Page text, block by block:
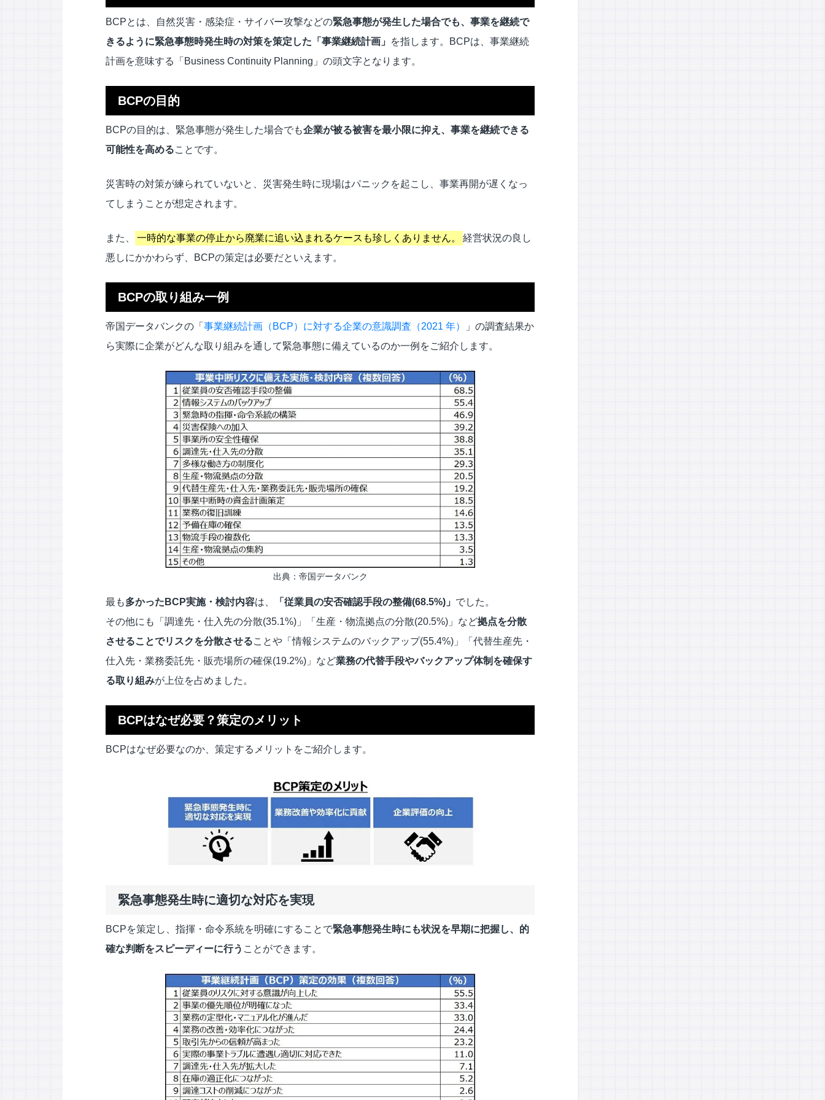
BCPとは、自然災害・感染症・サイバー攻撃などの緊急事態が発生した場合でも、事業を継続で
きるように緊急事態時発生時の対策を策定した 「 事業継続計画 」 を指します。BCPは、事業継続
計画を意味する「Business Continuity Planning」の頭文字となります。
BCPの目的
BCPの目的は、緊急事態が発生した場合でも企業が被る被害を最小限に抑え、事業を継続できる
可能性を高めることです。
災害時の対策が練られていないと、災害発生時に現場はパニックを起こし、事業再開が遅くなっ
てしまうことが想定されます。
また、 一時的な事業の停止から廃業に追い込まれるケースも珍しくありません。
経営状況の良し
悪しにかかわらず、BCPの策定は必要だといえます。
BCPの取り組み一例
帝国データバンクの「 事業継続計画（BCP）に対する企業の意識調査（2021 年）
」の調査結果か
ら実際に企業がどんな取り組みを通して緊急事態に備えているのか一例をご紹介します。
出典：帝国データバンク
最も多かった BCP実施・検討内容は、 「 従業員の安否確認手段の整備(68.5%) 」 でした。
その他にも「調達先・仕入先の分散(35.1%)」「生産・物流拠点の分散(20.5%)」など拠点を分散
させることでリスクを分散させることや「情報システムのバックアップ(55.4%)」「代替生産先・
仕入先・業務委託先・販売場所の確保(19.2%)」など業務の代替手段やバックアップ体制を確保す
る取り組みが上位を占めました。
BCPはなぜ必要？策定のメリット
BCPはなぜ必要なのか、策定するメリットをご紹介します。
緊急事態発生時に適切な対応を実現
BCPを策定し、指揮・命令系統を明確にすることで緊急事態発生時にも状況を早期に把握し、的
確な判断をスピーディーに行う ことができま す。